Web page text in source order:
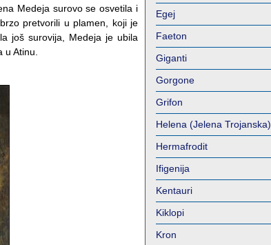
Medeja surovo se osvetila i
pretvorili u plamen, koji je
još surovija, Medeja je ubila
Atinu.
Egej
Faeton
Giganti
Gorgone
Grifon
Helena (Jelena Trojanska)
Hermafrodit
Ifigenija
Kentauri
Kiklopi
Kron